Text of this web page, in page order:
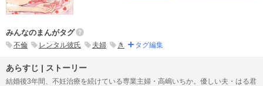
みんなのまんがタグ
不倫 レンタル彼氏 夫婦 き タグ編集
あらすじ | ストーリー
結婚後3年間、不妊治療を続けている専業主婦・高嶋いちか。優しい夫・はる君